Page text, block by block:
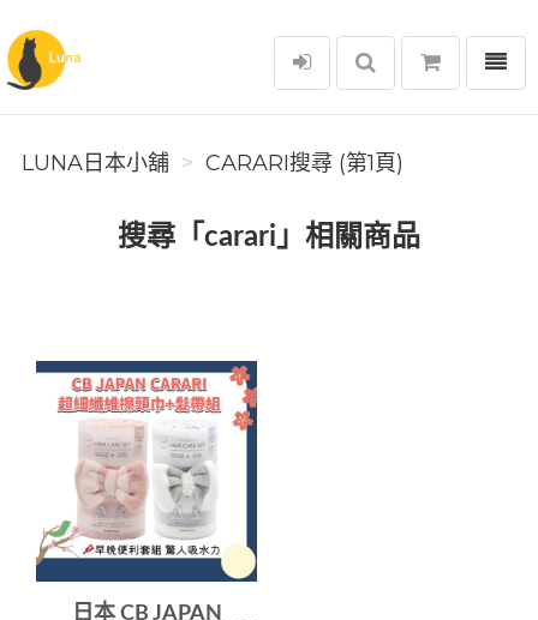
Luna日本小舖
選單
LUNA日本小舖 CARARI搜尋 (第1頁)
搜尋「carari」相關商品
日本 CB JAPAN